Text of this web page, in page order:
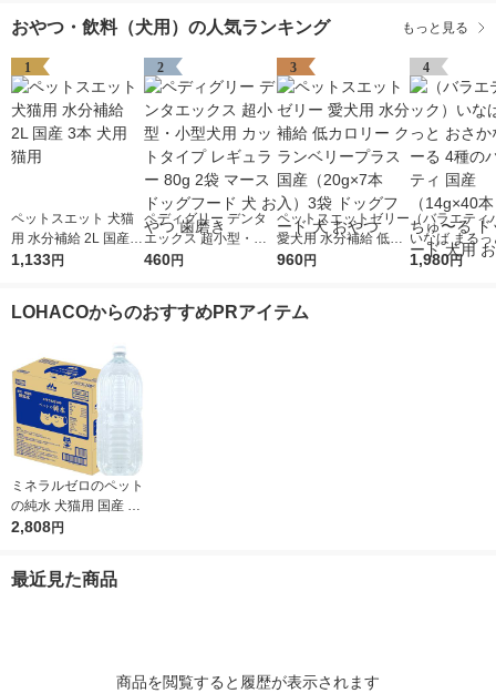
おやつ・飲料（犬用）の人気ランキング もっと見る
1
ペットスエット 犬猫
用 水分補給 2L 国産 3
本 犬用 猫用
1,133円
2
ペディグリー デンタ
エックス 超小型・小
型犬用 カットタイプ
犬 おやつ 歯磨き
460円
3
ペットスエットゼリー
愛犬用 水分補給 低カ
ロリー クランベリー
ド 犬 おやつ
960円
4
（バラエティ
いなば まる
かなちゅーる
1,980円
LOHACOからのおすすめPRアイテム
ミネラルゼロのペット
の純水 犬猫用 国産 2L
1ケース（1本×6）森
2,808円
最近見た商品
商品を閲覧すると履歴が表示されます